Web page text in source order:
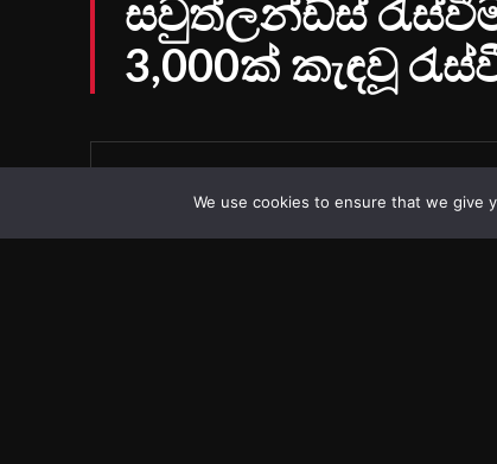
We use cookies to ensure that we give